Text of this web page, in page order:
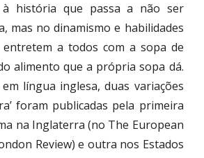
história que passa a não ser
mas no dinamismo e habilidades
entretem a todos com a sopa de
alimento que a própria sopa dá.
língua inglesa, duas variações
foram publicadas pela primeira
na Inglaterra (no The European
Review) e outra nos Estados